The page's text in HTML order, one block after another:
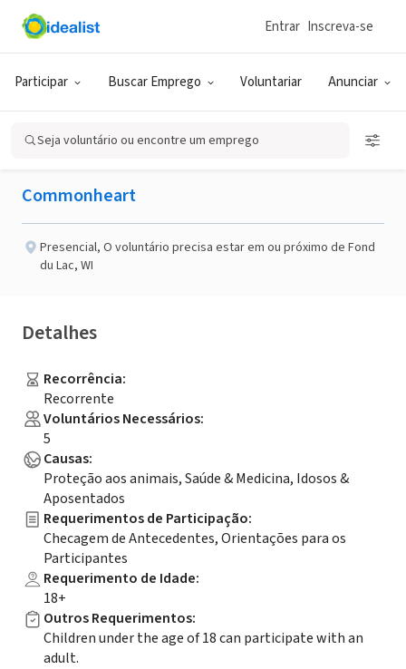
Participar Buscar Emprego Voluntariar Anunciar
Entrar Inscreva-se
Seja voluntário ou encontre um emprego
ONG (SETOR SOCIAL)
Publicado há 3 meses
Warm Hearts Wanted
Commonheart
Presencial, O voluntário precisa estar em ou próximo de Fond
du Lac, WI
Detalhes
Recorrência:
Recorrente
Voluntários Necessários:
5
Causas:
Proteção aos animais, Saúde & Medicina, Idosos &
Aposentados
Requerimentos de Participação:
Checagem de Antecedentes, Orientações para os
Participantes
Requerimento de Idade:
18+
Outros Requerimentos:
Children under the age of 18 can participate with an
adult.